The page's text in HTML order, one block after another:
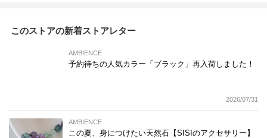
このストアの新着ストアレター
AMBIENCE
予約待ちの人気カラー「ブラック」再入荷しました！
2026/07/31
AMBIENCE
この夏、身につけたい天然石【SISIのアクセサリー】